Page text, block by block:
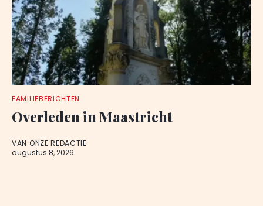
FAMILIEBERICHTEN
Overleden in Maastricht
VAN ONZE REDACTIE
augustus 8, 2026